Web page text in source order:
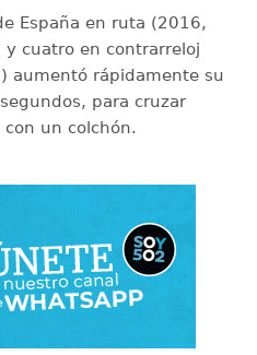
España en ruta (2016,
cuatro en contrarreloj
aumentó rápidamente su
para cruzar
un colchón.